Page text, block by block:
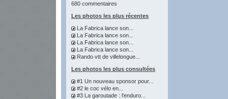
680 commentaires
Les photos les plus récentes
La Fabrica lance son...
La Fabrica lance son...
La Fabrica lance son...
La Fabrica lance son...
Rando vtt de villelongue...
Les photos les plus consultées
#1 Un nouveau sponsor pour...
#2 le coc vélo en...
#3 La garoutade : l'enduro...